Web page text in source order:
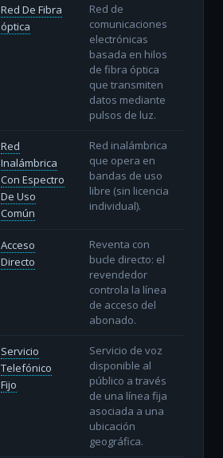
Red De Fibra
óptica
Red de
comunicaciones
electrónicas
basada en hilos
de fibra óptica
que transmiten
datos mediante
pulsos de luz.
Red
Inalámbrica
Con Espectro
De Uso
Común
Red inalámbrica
que opera en
bandas de uso
libre (sin licencia
individual).
Acceso
Directo
Reventa con
bucle directo: el
revendedor
controla la línea
de acceso del
abonado.
Servicio
Telefónico
Fijo
Servicio de voz
disponible al
público a través
de una línea fija
asociada a una
ubicación
geográfica.